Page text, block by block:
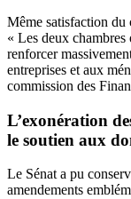
Même satisfaction du
« Les deux
renforcer
entreprises et aux
commission des
L’exonération
le soutien aux
Le Sénat a pu
amendements